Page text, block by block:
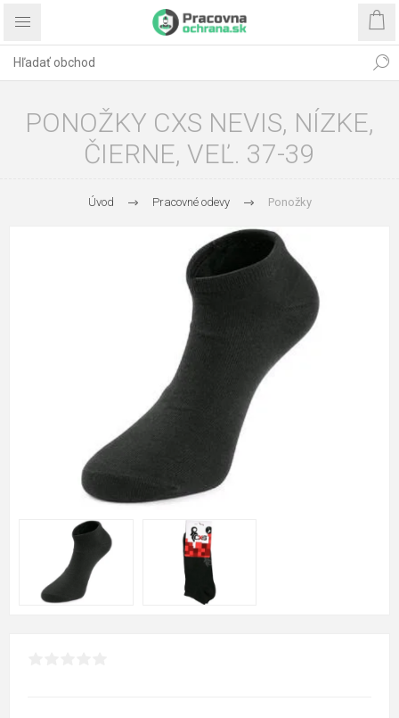
PONOŽKY CXS NEVIS, NÍZKE,
ČIERNE, VEĽ. 37-39
Úvod Pracovné odevy Ponožky